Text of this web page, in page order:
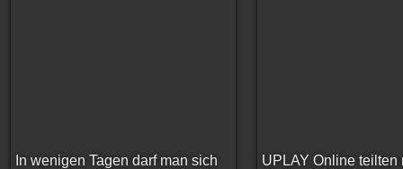
In wenigen Tagen darf man sich
UPLAY Online teilten